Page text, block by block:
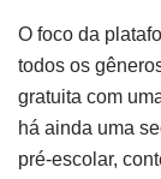
O foco da
todos os
gratuita com
há ainda uma
pré-escolar,